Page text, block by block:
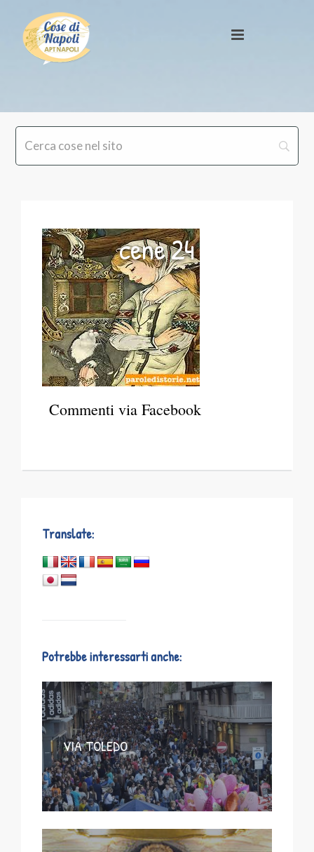
cene 24
Commenti via Facebook
Translate:
Potrebbe interessarti anche:
VIA TOLEDO